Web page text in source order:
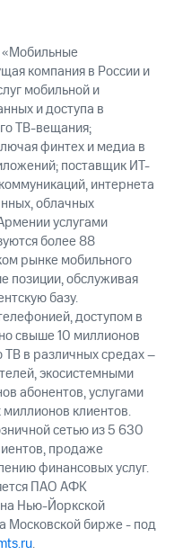
«Мобильные
компания в России и
мобильной и
и доступа в
ТВ-вещания;
финтех и медиа в
поставщик ИТ-
интернета
облачных
услугами
более 88
рынке мобильного
позиции, обслуживая
базу.
доступом в
свыше 10 миллионов
ТВ в различных средах –
экосистемными
абонентов, услугами
клиентов.
сетью из 5 630
продаже
финансовых услуг.
ПАО АФК
Нью-Йоркской
Московской бирже - под
.